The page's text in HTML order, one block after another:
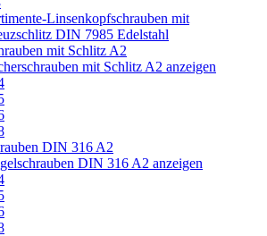
Linsenkopfschrauben mit
DIN 7985 Edelstahl
mit Schlitz A2
mit Schlitz A2 anzeigen
DIN 316 A2
DIN 316 A2 anzeigen